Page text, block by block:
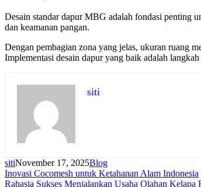
Desain standar dapur MBG adalah fondasi penting
dan keamanan pangan.
Dengan pembagian zona yang jelas, ukuran ruang
Implementasi desain dapur yang baik adalah
siti
sitiNovember 17, 2025Blog
Navigasi
Inovasi Cocomesh untuk Ketahanan Alam Indonesia
Rahasia Sukses Menjalankan Usaha Olahan Kelapa